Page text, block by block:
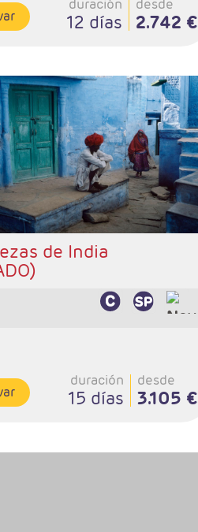
duración
12 días
desde
2.742 €
en privado
en Delhi, 2 noches en Udaipur, 1 noche
2 noches en Jaipur, 2 noches en Agra, 1
1 noche en Khajuraho, 2 noches en
noche en Delhi
hotelera: Estándar, Primera y Superior
Pensión (13 desayunos y 12 cenas)
de India
duración
15 días
desde
3.105 €